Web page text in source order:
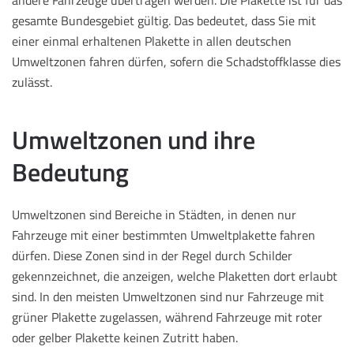
gesamte Bundesgebiet gültig. Das bedeutet, dass Sie mit
einer einmal erhaltenen Plakette in allen deutschen
Umweltzonen fahren dürfen, sofern die Schadstoffklasse dies
zulässt.
Umweltzonen und ihre
Bedeutung
Umweltzonen sind Bereiche in Städten, in denen nur
Fahrzeuge mit einer bestimmten Umweltplakette fahren
dürfen. Diese Zonen sind in der Regel durch Schilder
gekennzeichnet, die anzeigen, welche Plaketten dort erlaubt
sind. In den meisten Umweltzonen sind nur Fahrzeuge mit
grüner Plakette zugelassen, während Fahrzeuge mit roter
oder gelber Plakette keinen Zutritt haben.